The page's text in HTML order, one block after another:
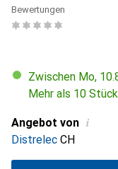
Bewertungen
Zwischen Mo,
Mehr als 10
Angebot von i
Distrelec CH